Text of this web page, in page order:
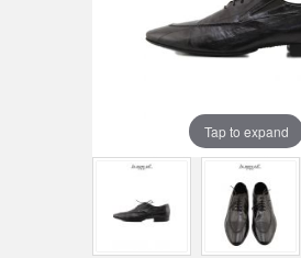
Tap to expand